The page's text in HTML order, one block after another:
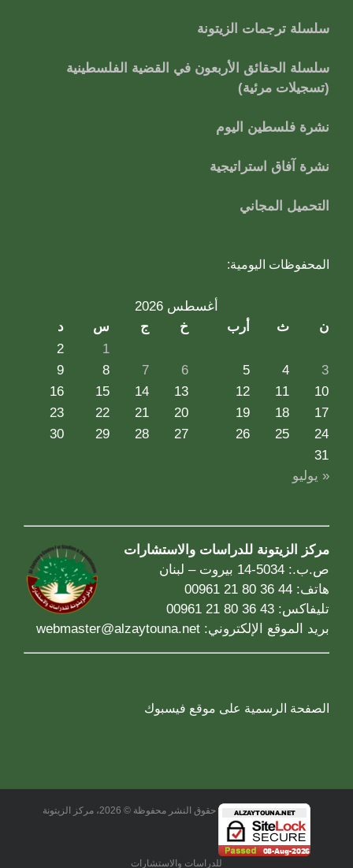
سلسلة ترجمات الزيتونة
سلسلة الحقائق الأربعون في القضية الفلسطينية
(تسجيلات مرئية)
نشرة فلسطين اليوم
نشرة آفاق استراتيجية
التحميل المجاني
المحفوظات اليومية:
أغسطس 2026
ن
ث أرب خ ج س
د
1
2
3
4
5
6
7
8
9
10
11
12
13
14
15
16
17
18
19
20
21
22
23
24
25
26
27
28
29
30
31
« يوليو
مركز الزيتونة للدراسات والاستشارات
ص.ب.: 5034-14 بيروت – لبنان
هاتف: 44 36 80 21 00961
تليفاكس: 43 36 80 21 00961
بريد الموقع الإلكتروني: webmaster@alzaytouna.net
الصفحة الرسمية على موقع فيسبوك
حقوق النشر محفوظة © 2026، مركز الزيتونة
للدراسات والاستشارات